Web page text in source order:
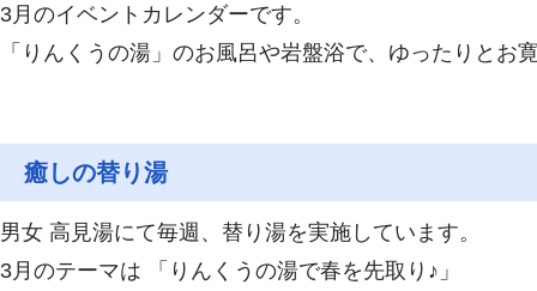
3月のイベントカレンダーです。
「りんくうの湯」のお風呂や岩盤浴で、ゆったりとお
癒しの替り湯
男女 高見湯にて毎週、替り湯を実施しています。
3月のテーマは 「りんくうの湯で春を先取り♪」